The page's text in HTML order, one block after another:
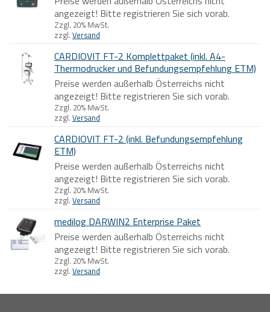
angezeigt! Bitte registrieren Sie sich vorab.
Zzgl. 20% MwSt.
zzgl. Versand
CARDIOVIT FT-2 Komplettpaket (inkl. A4-
Thermodrucker und Befundungsempfehlung ETM)
Preise werden außerhalb Österreichs nicht
angezeigt! Bitte registrieren Sie sich vorab.
Zzgl. 20% MwSt.
zzgl. Versand
CARDIOVIT FT-2 (inkl. Befundungsempfehlung
ETM)
Preise werden außerhalb Österreichs nicht
angezeigt! Bitte registrieren Sie sich vorab.
Zzgl. 20% MwSt.
zzgl. Versand
medilog DARWIN2 Enterprise Paket
Preise werden außerhalb Österreichs nicht
angezeigt! Bitte registrieren Sie sich vorab.
Zzgl. 20% MwSt.
zzgl. Versand